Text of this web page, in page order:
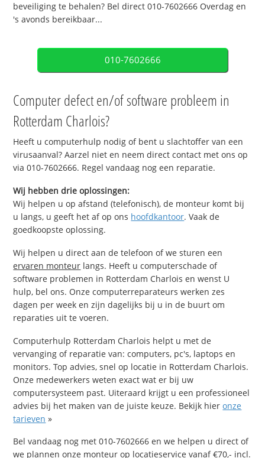
beveiliging te behalen? Bel direct 010-7602666 Overdag en
's avonds bereikbaar...
010-7602666
Computer defect en/of software probleem in
Rotterdam Charlois?
Heeft u computerhulp nodig of bent u slachtoffer van een
virusaanval? Aarzel niet en neem direct contact met ons op
via 010-7602666. Regel vandaag nog een reparatie.
Wij hebben drie oplossingen:
Wij helpen u op afstand (telefonisch), de monteur komt bij
u langs, u geeft het af op ons hoofdkantoor. Vaak de
goedkoopste oplossing.
Wij helpen u direct aan de telefoon of we sturen een
ervaren monteur langs. Heeft u computerschade of
software problemen in Rotterdam Charlois en wenst U
hulp, bel ons. Onze computerreparateurs werken zes
dagen per week en zijn dagelijks bij u in de buurt om
reparaties uit te voeren.
Computerhulp Rotterdam Charlois helpt u met de
vervanging of reparatie van: computers, pc's, laptops en
monitors. Top advies, snel op locatie in Rotterdam Charlois.
Onze medewerkers weten exact wat er bij uw
computersysteem past. Uiteraard krijgt u een professioneel
advies bij het maken van de juiste keuze. Bekijk hieronze
tarieven »
Bel vandaag nog met 010-7602666 en we helpen u direct of
we plannen onze monteur op locatieservice vanaf €70,- incl.